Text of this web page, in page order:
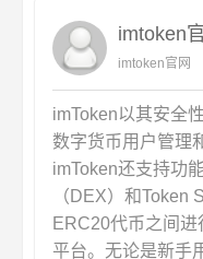
imtoken
imtoken官网
imToken以其安全
数字货币用户管理
imToken还支持功
（DEX）和Token
ERC20代币之间
平台。无论是新手